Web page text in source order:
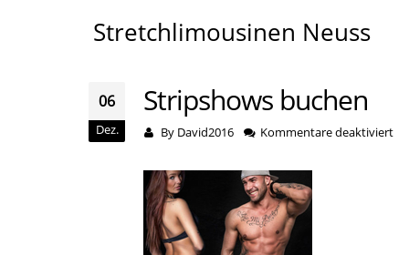
Stretchlimousinen Neuss
06
Dez.
Stripshows buchen
By David2016 Kommentare deaktiviertfür